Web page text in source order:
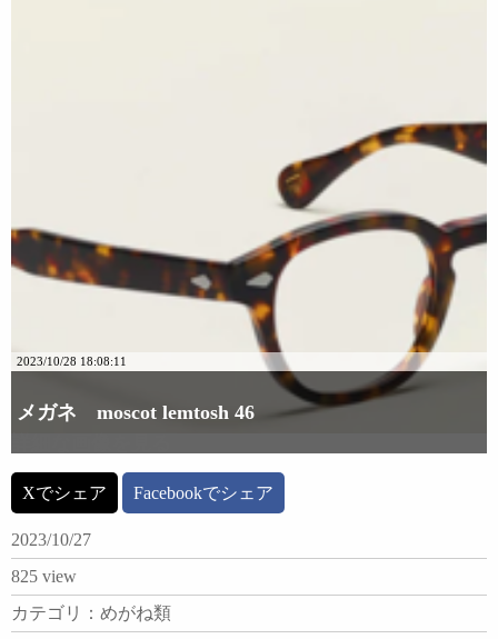
2023/10/28 18:08:11
メガネ moscot lemtosh 46
Xでシェア Facebookでシェア
2023/10/27
825 view
カテゴリ：めがね類